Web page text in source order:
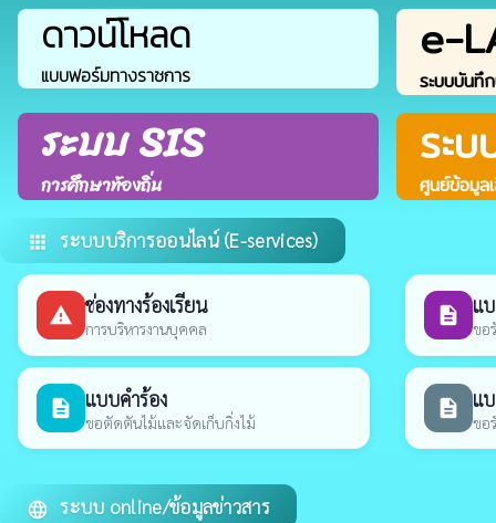
ดาวน์โหลด
แบบฟอร์มทางราชการ
e-
ระบบบัน
ระบบ SIS
การศึกษาท้องถิ่น
ระบ
ศูนย์ข้อมูล
apps ระบบบริการออนไลน์ (E-services)
report_problem ช่องทางร้องเรียน
การบริหารงานบุคคล
description แ
ขอ
description แบบคำร้อง
ขอตัดตันไม้และจัดเก็บกิ่งไม้
description แ
ขอ
language ระบบ online/ข้อมูลข่าวสาร